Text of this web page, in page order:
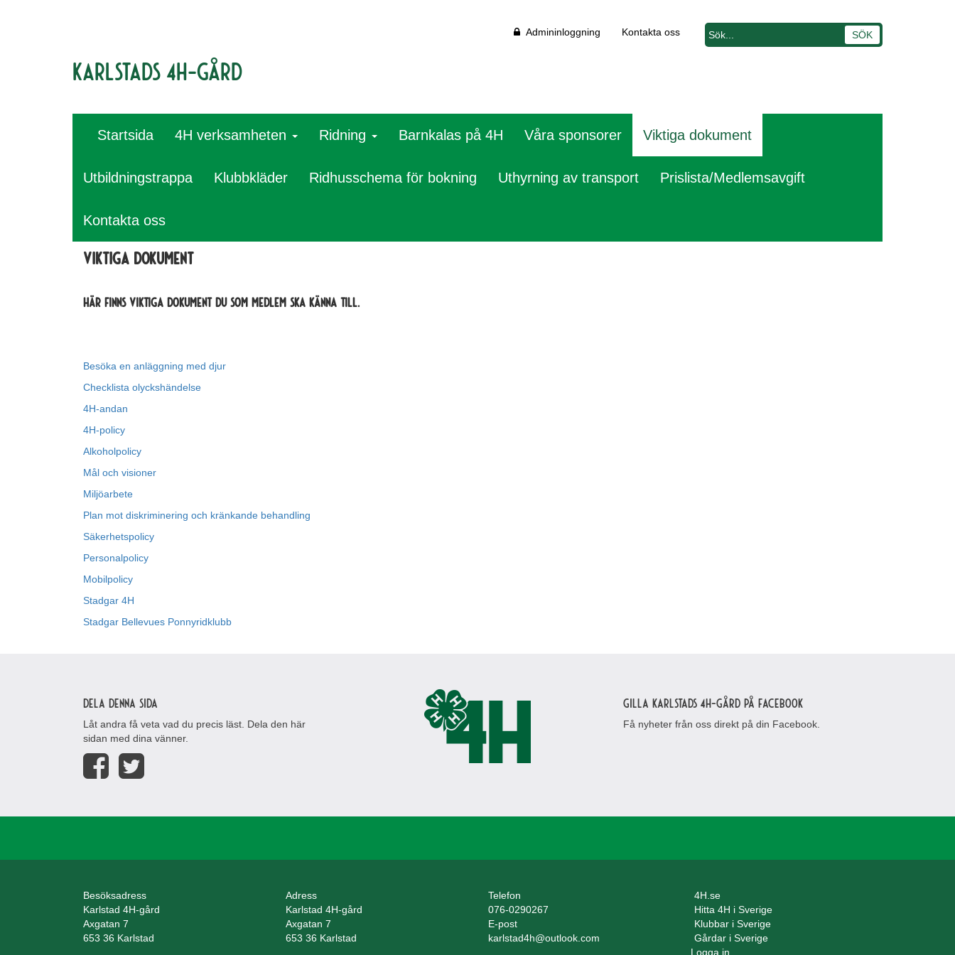
Karlstads 4H-gård
Admininloggning Kontakta oss
Startsida 4H verksamheten Ridning Barnkalas på 4H Våra sponsorer Viktiga dokument
Utbildningstrappa Klubbkläder Ridhusschema för bokning Uthyrning av transport Prislista/Medlemsavgift
Kontakta oss
Viktiga dokument
Här finns viktiga dokument du som medlem ska känna till.
Besöka en anläggning med djur
Checklista olyckshändelse
4H-andan
4H-policy
Alkoholpolicy
Mål och visioner
Miljöarbete
Plan mot diskriminering och kränkande behandling
Säkerhetspolicy
Personalpolicy
Mobilpolicy
Stadgar 4H
Stadgar Bellevues Ponnyridklubb
Dela denna sida
Låt andra få veta vad du precis läst. Dela den här
sidan med dina vänner.
Gilla Karlstads 4H-gård på Facebook
Få nyheter från oss direkt på din Facebook.
Besöksadress
Karlstad 4H-gård
Axgatan 7
653 36 Karlstad
Adress
Karlstad 4H-gård
Axgatan 7
653 36 Karlstad
Telefon
076-0290267
E-post
karlstad4h@outlook.com
4H.se
Hitta 4H i Sverige
Klubbar i Sverige
Gårdar i Sverige
Logga in